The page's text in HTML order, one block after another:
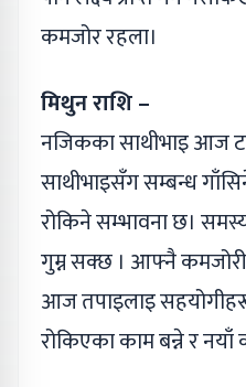
कमजोर रहला।
मिथुन राशि –
नजिकका साथीभाइ आज
साथीभाइसँग सम्बन्ध
रोकिने सम्भावना छ।
गुम्न सक्छ । आफ्नै
आज तपाइलाइ
रोकिएका काम बन्ने र